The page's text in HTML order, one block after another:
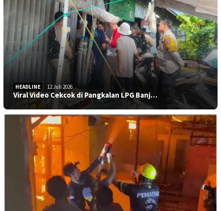
HEADLINE 12 Juli 2026
Viral Video Cekcok di Pangkalan LPG Banj…